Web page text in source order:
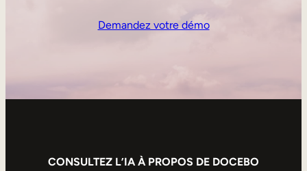
Demandez votre démo
CONSULTEZ L’IA À PROPOS DE DOCEBO